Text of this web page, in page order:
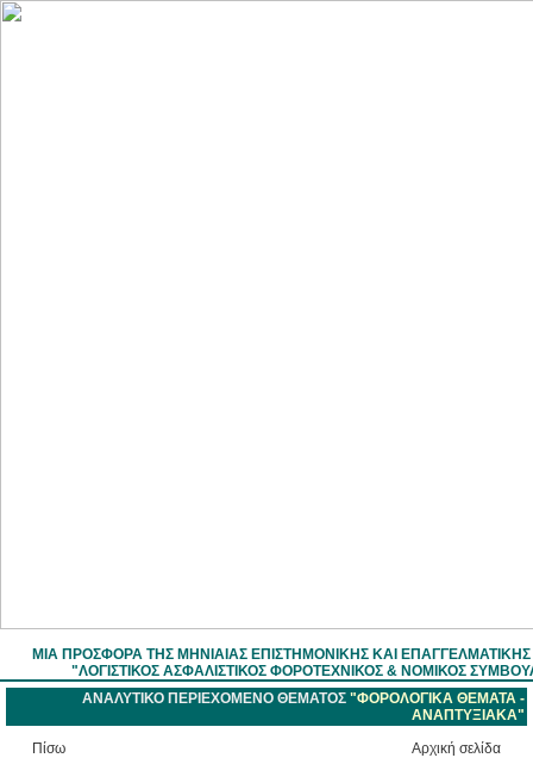
ΜΙΑ ΠΡΟΣΦΟΡΑ ΤΗΣ ΜΗΝΙΑΙΑΣ ΕΠΙΣΤΗΜOΝΙΚΗΣ ΚΑΙ
"ΛΟΓΙΣΤΙΚΟΣ ΑΣΦΑΛΙΣΤΙΚΟΣ ΦΟΡΟΤΕΧΝΙΚΟΣ & ΝΟΜΙΚΟΣ
ΑΝΑΛΥΤΙΚΟ ΠΕΡΙΕΧΟΜΕΝΟ ΘΕΜΑΤΟΣ "ΦΟΡΟΛΟΓΙΚΑ ΘΕΜΑΤΑ -
ΑΝΑΠΤΥΞΙΑΚΑ"
Πίσω
Aρχική σελίδα